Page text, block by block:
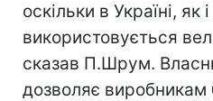
оскільки в Україні, як
використовується
сказав П.Шрум.
дозволяє виробникам